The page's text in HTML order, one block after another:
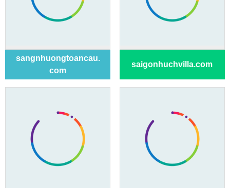
sangnhuongtoancau.
com
saigonhuchvilla.com